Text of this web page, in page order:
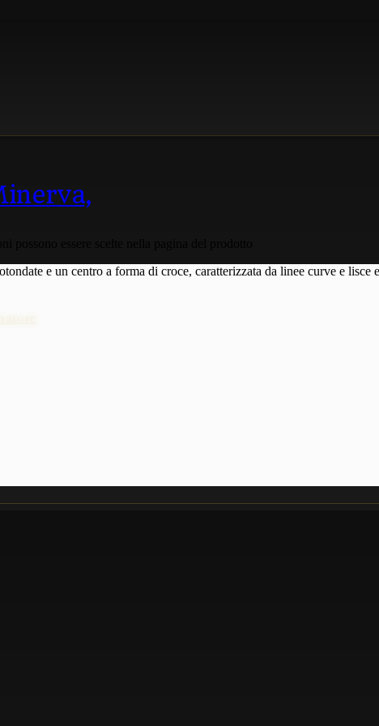
possono essere scelte nella pagina del prodotto